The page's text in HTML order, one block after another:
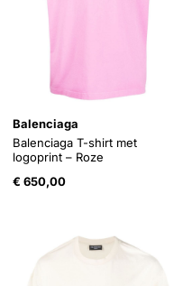
Balenciaga
Balenciaga T-shirt met
logoprint – Roze
€ 650,00